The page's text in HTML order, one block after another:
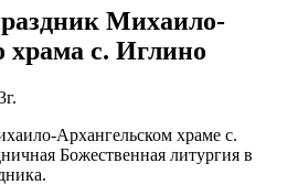
Михаило-
храма с. Иглино
Архангельском храме с.
Божественная литургия в